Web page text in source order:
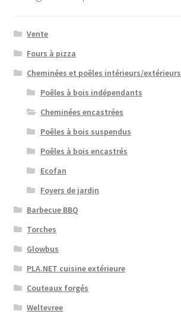
Vente
Fours à pizza
Cheminées et poêles intérieurs/extérieurs
Poêles à bois indépendants
Cheminées encastrées
Poêles à bois suspendus
Poêles à bois encastrés
Ecofan
Foyers de jardin
Barbecue BBQ
Torches
Glowbus
PLA.NET cuisine extérieure
Couteaux forgés
Weltevree